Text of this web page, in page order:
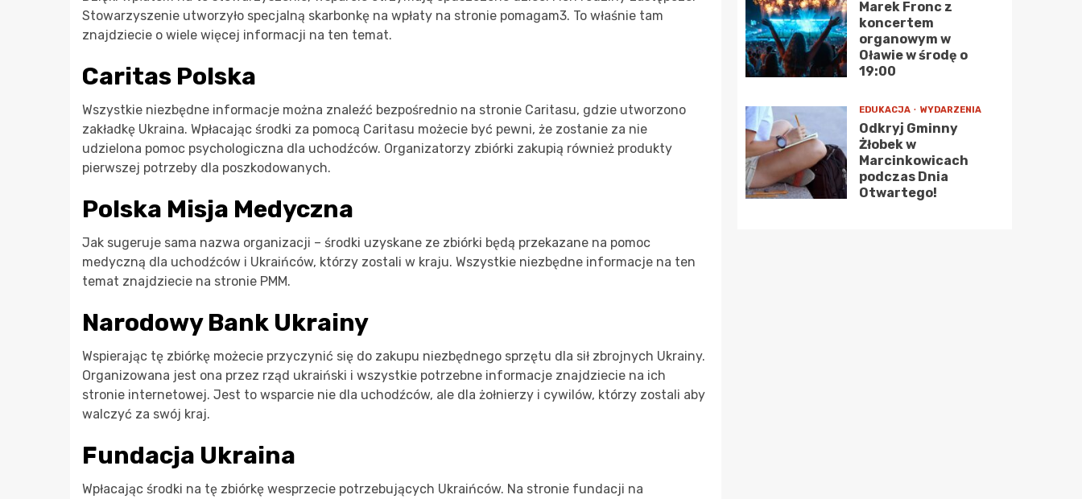
Stowarzyszenie utworzyło specjalną skarbonkę na wpłaty na stronie pomagam3. To właśnie tam
znajdziecie o wiele więcej informacji na ten temat.
Caritas Polska
Wszystkie niezbędne informacje można znaleźć bezpośrednio na stronie Caritasu, gdzie utworzono
zakładkę Ukraina. Wpłacając środki za pomocą Caritasu możecie być pewni, że zostanie za nie
udzielona pomoc psychologiczna dla uchodźców. Organizatorzy zbiórki zakupią również produkty
pierwszej potrzeby dla poszkodowanych.
Polska Misja Medyczna
Jak sugeruje sama nazwa organizacji – środki uzyskane ze zbiórki będą przekazane na pomoc
medyczną dla uchodźców i Ukraińców, którzy zostali w kraju. Wszystkie niezbędne informacje na ten
temat znajdziecie na stronie PMM.
Narodowy Bank Ukrainy
Wspierając tę zbiórkę możecie przyczynić się do zakupu niezbędnego sprzętu dla sił zbrojnych Ukrainy.
Organizowana jest ona przez rząd ukraiński i wszystkie potrzebne informacje znajdziecie na ich
stronie internetowej. Jest to wsparcie nie dla uchodźców, ale dla żołnierzy i cywilów, którzy zostali aby
walczyć za swój kraj.
Fundacja Ukraina
Wpłacając środki na tę zbiórkę wesprzecie potrzebujących Ukraińców. Na stronie fundacji na
Marek Fronc z
koncertem
organowym w
Oławie w środę o
19:00
EDUKACJA WYDARZENIA
Odkryj Gminny
Żłobek w
Marcinkowicach
podczas Dnia
Otwartego!